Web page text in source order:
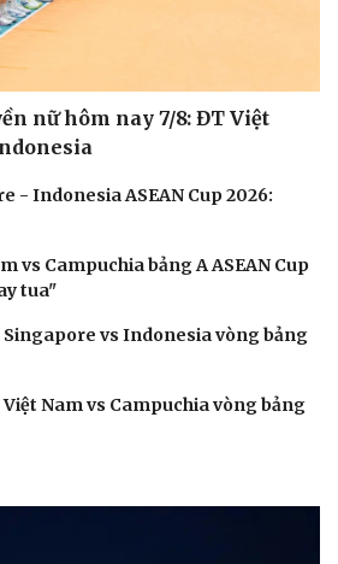
nữ hôm nay 7/8: ĐT Việt
- Indonesia ASEAN Cup 2026:
vs Campuchia bảng A ASEAN Cup
tua"
vs Indonesia vòng bảng
Nam vs Campuchia vòng bảng